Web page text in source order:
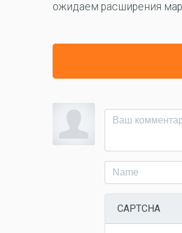
ожидаем расширения
CAPTCHA